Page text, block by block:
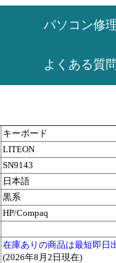
パソコン修
よくある質問
キーボード
LITEON
SN9143
日本語
黒系
HP/Compaq
在庫ありの商品は最短即日
(2026年8月2日現在)